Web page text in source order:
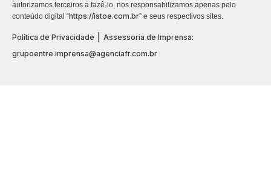
autorizamos terceiros a fazê-lo, nos responsabilizamos apenas pelo
conteúdo digital “https://istoe.com.br” e seus respectivos sites.
Política de Privacidade
Assessoria de Imprensa:
grupoentre.imprensa@agenciafr.com.br